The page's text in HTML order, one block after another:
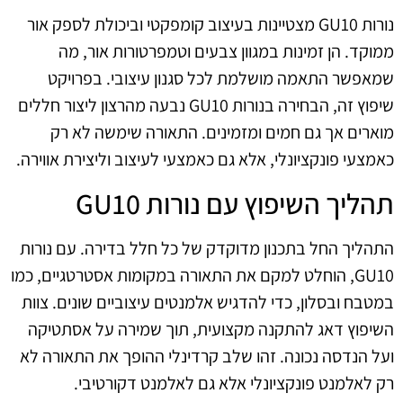
נורות GU10 מצטיינות בעיצוב קומפקטי וביכולת לספק אור
ממוקד. הן זמינות במגוון צבעים וטמפרטורות אור, מה
שמאפשר התאמה מושלמת לכל סגנון עיצובי. בפרויקט
שיפוץ זה, הבחירה בנורות GU10 נבעה מהרצון ליצור חללים
מוארים אך גם חמים ומזמינים. התאורה שימשה לא רק
כאמצעי פונקציונלי, אלא גם כאמצעי לעיצוב וליצירת אווירה.
תהליך השיפוץ עם נורות GU10
התהליך החל בתכנון מדוקדק של כל חלל בדירה. עם נורות
GU10, הוחלט למקם את התאורה במקומות אסטרטגיים, כמו
במטבח ובסלון, כדי להדגיש אלמנטים עיצוביים שונים. צוות
השיפוץ דאג להתקנה מקצועית, תוך שמירה על אסתטיקה
ועל הנדסה נכונה. זהו שלב קרדינלי ההופך את התאורה לא
רק לאלמנט פונקציונלי אלא גם לאלמנט דקורטיבי.